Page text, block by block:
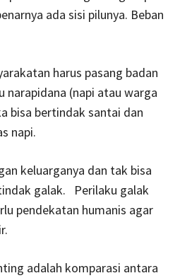
ada sisi pilunya. Beban
harus pasang badan
(napi atau warga
bisa bertindak santai dan
napi.
keluarganya dan tak bisa
galak. Perilaku galak
pendekatan humanis agar
adalah komparasi antara